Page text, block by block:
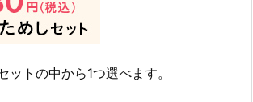
ットの中から1つ選べます。